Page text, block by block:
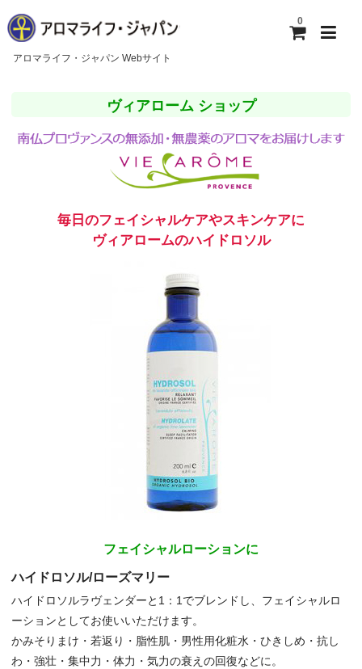
0
アロマライフ・ジャパン Webサイト
ヴィアローム ショップ
毎日のフェイシャルケアやスキンケアに
ヴィアロームのハイドロソル
フェイシャルローションに
ハイドロソル/ローズマリー
ハイドロソルラヴェンダーと1：1でブレンドし、フェイシャルロ
ーションとしてお使いいただけます。
かみそりまけ・若返り・脂性肌・男性用化粧水・ひきしめ・抗し
わ・強壮・集中力・体力・気力の衰えの回復などに。